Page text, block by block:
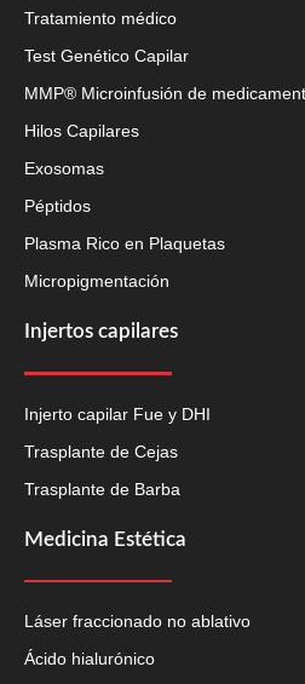
Tratamiento médico
Test Genético Capilar
MMP® Microinfusión de
Hilos Capilares
Exosomas
Péptidos
Plasma Rico en Plaquetas
Micropigmentación
Injertos capilares
Injerto capilar Fue y DHI
Trasplante de Cejas
Trasplante de Barba
Medicina Estética
Láser fraccionado no ablativo
Ácido hialurónico